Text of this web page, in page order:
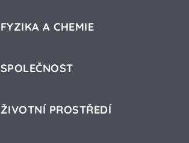
FYZIKA A CHEMIE
SPOLEČNOST
ŽIVOTNÍ PROSTŘEDÍ